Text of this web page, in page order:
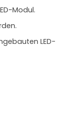
Modul.
LED-